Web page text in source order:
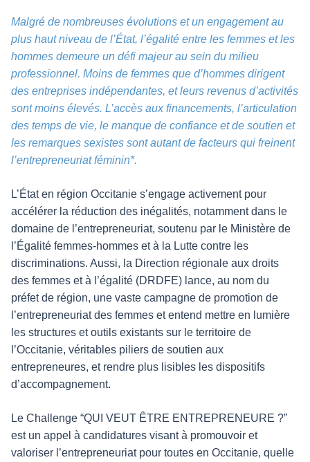
Malgré de nombreuses évolutions et un engagement au
plus haut niveau de l’État, l’égalité entre les femmes et les
hommes demeure un défi majeur au sein du milieu
professionnel. Moins de femmes que d’hommes dirigent
des entreprises indépendantes, et leurs revenus d’activités
sont moins élevés. L’accès aux financements, l’articulation
des temps de vie, le manque de confiance et de soutien et
les remarques sexistes sont autant de facteurs qui freinent
l’entrepreneuriat féminin*.
L’État en région Occitanie s’engage activement pour
accélérer la réduction des inégalités, notamment dans le
domaine de l’entrepreneuriat, soutenu par le Ministère de
l’Égalité femmes-hommes et à la Lutte contre les
discriminations. Aussi, la Direction régionale aux droits
des femmes et à l’égalité (DRDFE) lance, au nom du
préfet de région, une vaste campagne de promotion de
l’entrepreneuriat des femmes et entend mettre en lumière
les structures et outils existants sur le territoire de
l’Occitanie, véritables piliers de soutien aux
entrepreneures, et rendre plus lisibles les dispositifs
d’accompagnement.
Le Challenge “QUI VEUT ÊTRE ENTREPRENEURE ?”
est un appel à candidatures visant à promouvoir et
valoriser l’entrepreneuriat pour toutes en Occitanie, quelle